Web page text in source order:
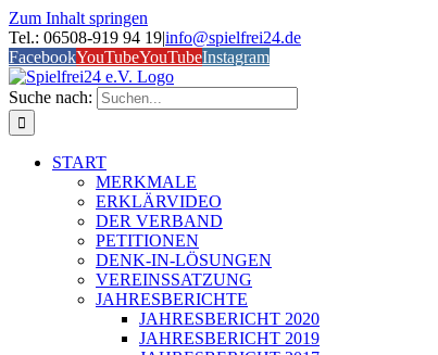
Zum Inhalt springen
Tel.: 06508-919 94 19|info@spielfrei24.de
FacebookYouTubeYouTubeInstagram
Suche nach:
START
MERKMALE
ERKLÄRVIDEO
DER VERBAND
PETITIONEN
DENK-IN-LÖSUNGEN
VEREINSSATZUNG
JAHRESBERICHTE
JAHRESBERICHT 2020
JAHRESBERICHT 2019